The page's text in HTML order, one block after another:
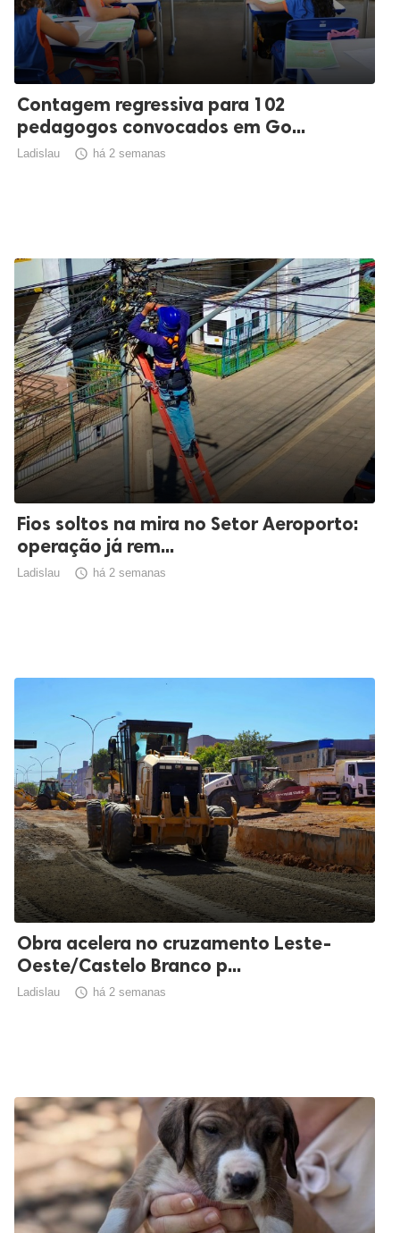
Contagem regressiva para 102
pedagogos convocados em Go...
Ladislau  há 2 semanas
Fios soltos na mira no Setor Aeroporto:
operação já rem...
Ladislau  há 2 semanas
Obra acelera no cruzamento Leste-
Oeste/Castelo Branco p...
Ladislau  há 2 semanas